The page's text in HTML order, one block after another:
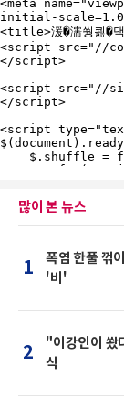
많이 본 뉴스
1
폭염 한풀 꺾
'비'
2
"이강인이 쐈
식